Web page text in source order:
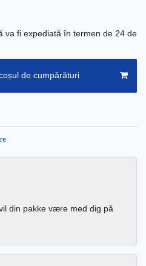
va fi expediată în termen de 24 de
de cumpărături
din pakke være med dig på